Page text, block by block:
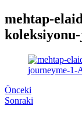
mehtap-
Önceki
Sonraki